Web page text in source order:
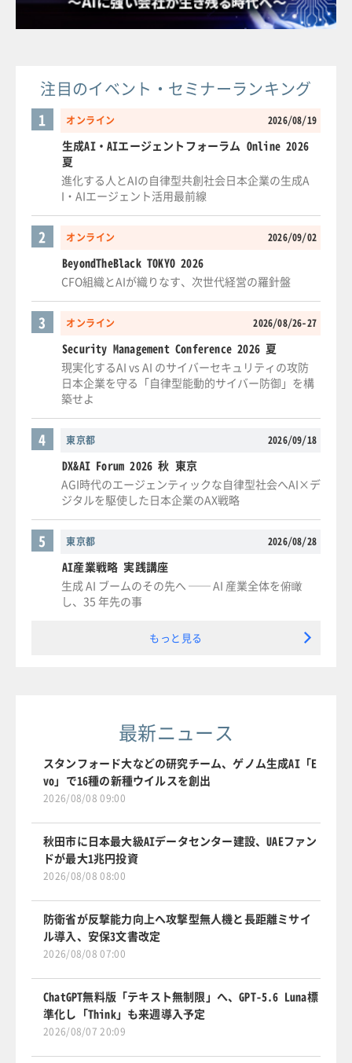
注目のイベント・セミナーランキング
オンライン 2026/08/19
1
生成AI・AIエージェントフォーラム Online 2026
夏
進化する人とAIの自律型共創社会日本企業の生成A
I・AIエージェント活用最前線
オンライン 2026/09/02
2
BeyondTheBlack TOKYO 2026
CFO組織とAIが織りなす、次世代経営の羅針盤
オンライン 2026/08/26-27
3
Security Management Conference 2026 夏
現実化するAI vs AI のサイバーセキュリティの攻防
日本企業を守る「自律型能動的サイバー防御」を構
築せよ
東京都 2026/09/18
4
DX&AI Forum 2026 秋 東京
AGI時代のエージェンティックな自律型社会へAI×デ
ジタルを駆使した日本企業のAX戦略
東京都 2026/08/28
5
AI産業戦略 実践講座
生成 AI ブームのその先へ ── AI 産業全体を俯瞰
し、35 年先の事
もっと見る
最新ニュース
スタンフォード大などの研究チーム、ゲノム生成AI「E
vo」で16種の新種ウイルスを創出
2026/08/08 09:00
秋田市に日本最大級AIデータセンター建設、UAEファン
ドが最大1兆円投資
2026/08/08 08:00
防衛省が反撃能力向上へ攻撃型無人機と長距離ミサイ
ル導入、安保3文書改定
2026/08/08 07:00
ChatGPT無料版「テキスト無制限」へ、GPT-5.6 Luna標
準化し「Think」も来週導入予定
2026/08/07 20:09